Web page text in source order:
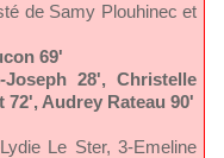
de Samy Plouhinec et
69'
28', Christelle
Audrey Rateau 90'
Le Ster, 3-Emeline